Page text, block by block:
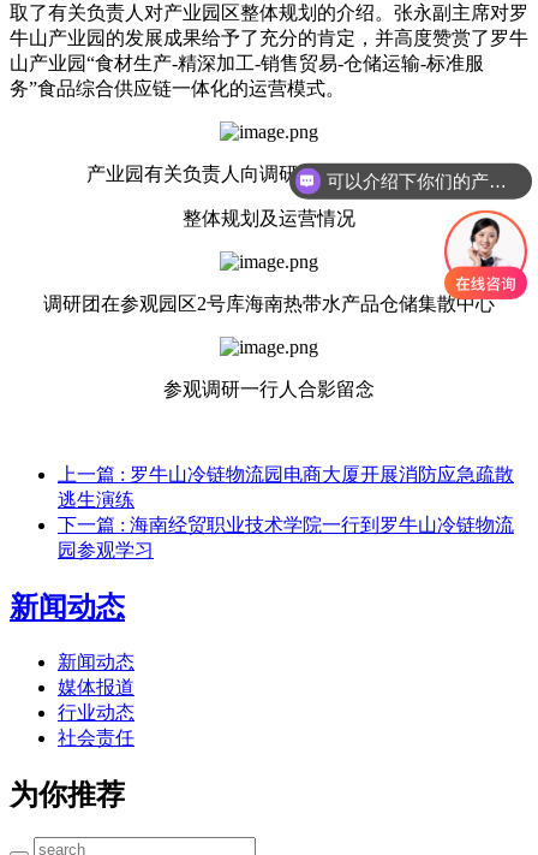
取了有关负责人对产业园区整体规划的介绍。张永副主席对罗
牛山产业园的发展成果给予了充分的肯定，并高度赞赏了罗牛
山产业园“食材生产-精深加工-销售贸易-仓储运输-标准服
务”食品综合供应链一体化的运营模式。
产业园有关负责人向调研团介绍冷链物流园
整体规划及运营情况
调研团在参观园区2号库海南热带水产品仓储集散中心
参观调研一行人合影留念
上一篇 : 罗牛山冷链物流园电商大厦开展消防应急疏散
逃生演练
下一篇 : 海南经贸职业技术学院一行到罗牛山冷链物流
园参观学习
新闻动态
新闻动态
媒体报道
行业动态
社会责任
为你推荐
可以介绍下你们的产品么